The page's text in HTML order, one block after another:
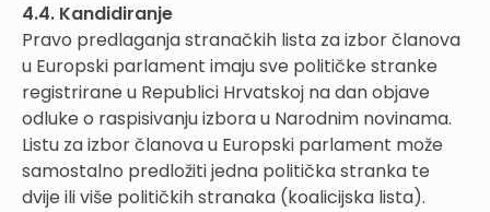
4.4. Kandidiranje
Pravo predlaganja stranačkih lista za izbor članova
u Europski parlament imaju sve političke stranke
registrirane u Republici Hrvatskoj na dan objave
odluke o raspisivanju izbora u Narodnim novinama.
Listu za izbor članova u Europski parlament može
samostalno predložiti jedna politička stranka te
dvije ili više političkih stranaka (koalicijska lista).